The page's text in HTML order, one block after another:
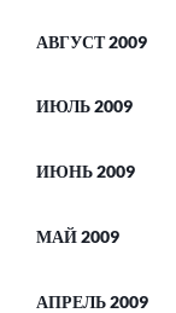
АВГУСТ 2009
ИЮЛЬ 2009
ИЮНЬ 2009
МАЙ 2009
АПРЕЛЬ 2009